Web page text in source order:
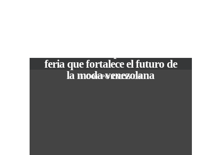
In CORPORATIVOS
feria que fortalece el futuro de
la moda venezolana